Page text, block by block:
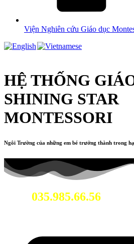
Viện Nghiên cứu Giáo dục
HỆ THỐNG
SHINING STAR
MONTESSORI
Ngôi Trường của những em bé trưởng thành trong
035.985.66.56